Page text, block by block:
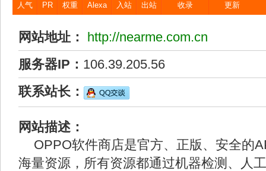
人气 PR 权重 Alexa 入站 出站 收录 更新
网站地址：
http://nearme.com.cn
服务器IP： 106.39.205.56
联系站长：
网站描述：
OPPO软件商店是官方、正版、安全的
海量资源，所有资源都通过机器检测、人